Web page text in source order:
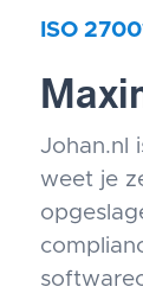
ISO
Johan.nl
weet je